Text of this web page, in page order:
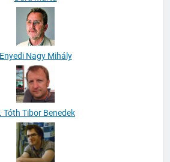
Dura Márta
Enyedi Nagy Mihály
F. Tóth Tibor Benedek